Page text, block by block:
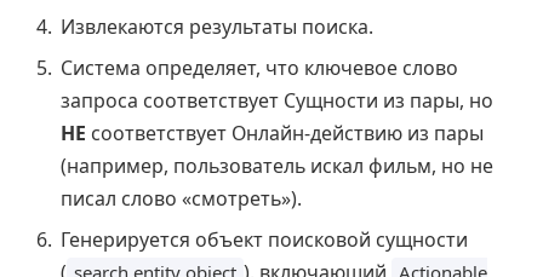
Извлекаются результаты поиска.
Система определяет, что ключевое слово
запроса соответствует Сущности из пары, но
НЕ соответствует Онлайн-действию из пары
(например, пользователь искал фильм, но не
писал слово «смотреть»).
Генерируется объект поисковой сущности
search entity object
Actionable